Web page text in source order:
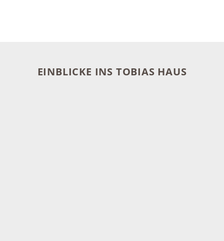
EINBLICKE INS TOBIAS HAUS